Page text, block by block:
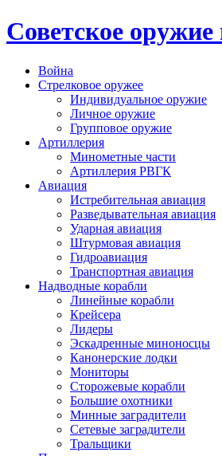
Cоветское
Война
Стрелковое оружее
Индивидуальное оружие
Личное оружие
Групповое оружие
Артиллерия
Минометные части
Артиллерия РВГК
Авиация
Истребительная авиация
Разведывательная авиация
Ударная авиация
Штурмовая авиация
Гидроавиация
Транспортная авиация
Надводные корабли
Линейные корабли
Крейсера
Лидеры
Эскадренные миноносцы
Канонерские лодки
Мониторы
Сторожевые корабли
Большие охотники
Минные заградители
Сетевые заградители
Тральщики